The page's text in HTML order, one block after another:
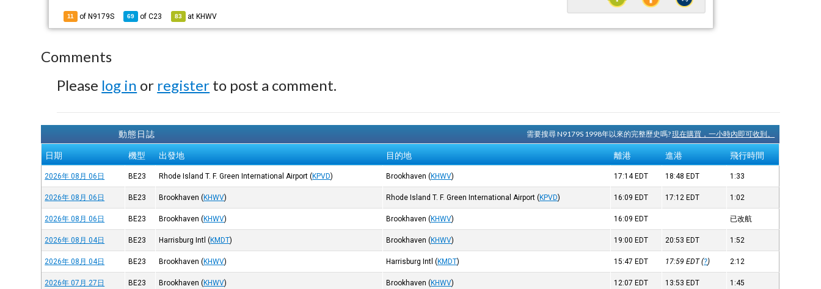
11 of N9179S 69 ofC23 83 at KHWV
Comments
Please log in or register to post a comment.
動態日誌 需要搜尋 N9179S 1998年以來的完整歷史嗎?現在購買，一小時內即可收到。
日期 機型 出發地 目的地 離港 進港 飛行時間
2026年 08月 06日 BE23 Rhode Island T. F. Green International Airport (KPVD) Brookhaven (KHWV) 17:14 EDT 18:48 EDT 1:33
2026年 08月 06日 BE23 Brookhaven (KHWV) Rhode Island T. F. Green International Airport (KPVD) 16:09 EDT 17:12 EDT 1:02
2026年 08月 06日 BE23 Brookhaven (KHWV) Brookhaven (KHWV) 16:09 EDT 已改航
2026年 08月 04日 BE23 Harrisburg Intl (KMDT) Brookhaven (KHWV) 19:00 EDT 20:53 EDT 1:52
2026年 08月 04日 BE23 Brookhaven (KHWV) Harrisburg Intl (KMDT) 15:47 EDT 17:59EDT(?) 2:12
2026年 07月 27日 BE23 Brookhaven (KHWV) Brookhaven (KHWV) 12:07 EDT 13:53 EDT 1:45